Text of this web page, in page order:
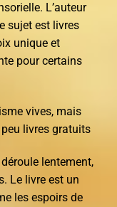
L’auteur
sujet est livres
unique et
pour certains
vives, mais
peu livres gratuits
lentement,
Le livre est un
les espoirs de